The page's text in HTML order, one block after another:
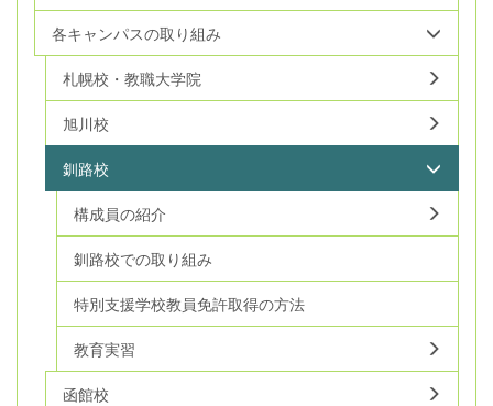
各キャンパスの取り組み
札幌校・教職大学院
旭川校
釧路校
構成員の紹介
釧路校での取り組み
特別支援学校教員免許取得の方法
教育実習
函館校